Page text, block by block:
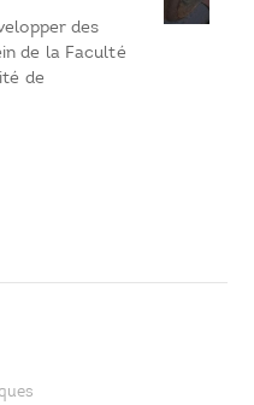
des
de la Faculté
de